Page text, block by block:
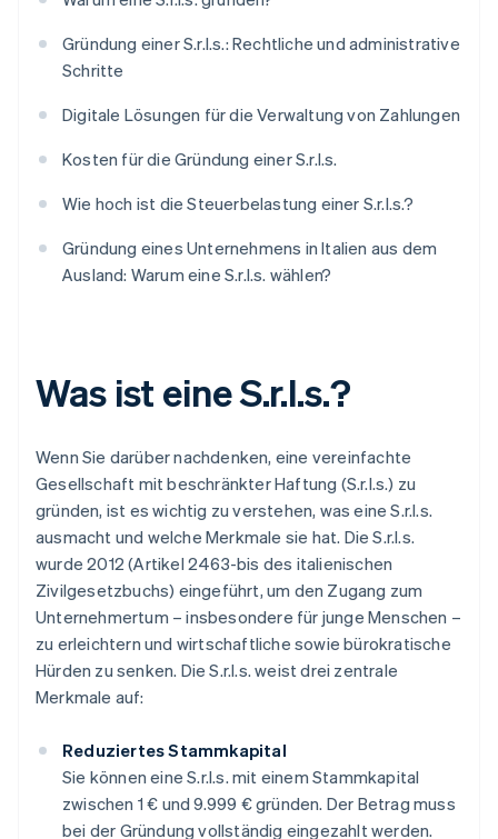
Gründung einer S.r.l.s.: Rechtliche und administrative
Schritte
Digitale Lösungen für die Verwaltung von Zahlungen
Kosten für die Gründung einer S.r.l.s.
Wie hoch ist die Steuerbelastung einer S.r.l.s.?
Gründung eines Unternehmens in Italien aus dem
Ausland: Warum eine S.r.l.s. wählen?
Was ist eine S.r.l.s.?
Wenn Sie darüber nachdenken, eine vereinfachte
Gesellschaft mit beschränkter Haftung (S.r.l.s.) zu
gründen, ist es wichtig zu verstehen, was eine S.r.l.s.
ausmacht und welche Merkmale sie hat. Die S.r.l.s.
wurde 2012 (Artikel 2463-bis des italienischen
Zivilgesetzbuchs) eingeführt, um den Zugang zum
Unternehmertum – insbesondere für junge Menschen –
zu erleichtern und wirtschaftliche sowie bürokratische
Hürden zu senken. Die S.r.l.s. weist drei zentrale
Merkmale auf:
Reduziertes Stammkapital
Sie können eine S.r.l.s. mit einem Stammkapital
zwischen 1 € und 9.999 € gründen. Der Betrag muss
bei der Gründung vollständig eingezahlt werden.